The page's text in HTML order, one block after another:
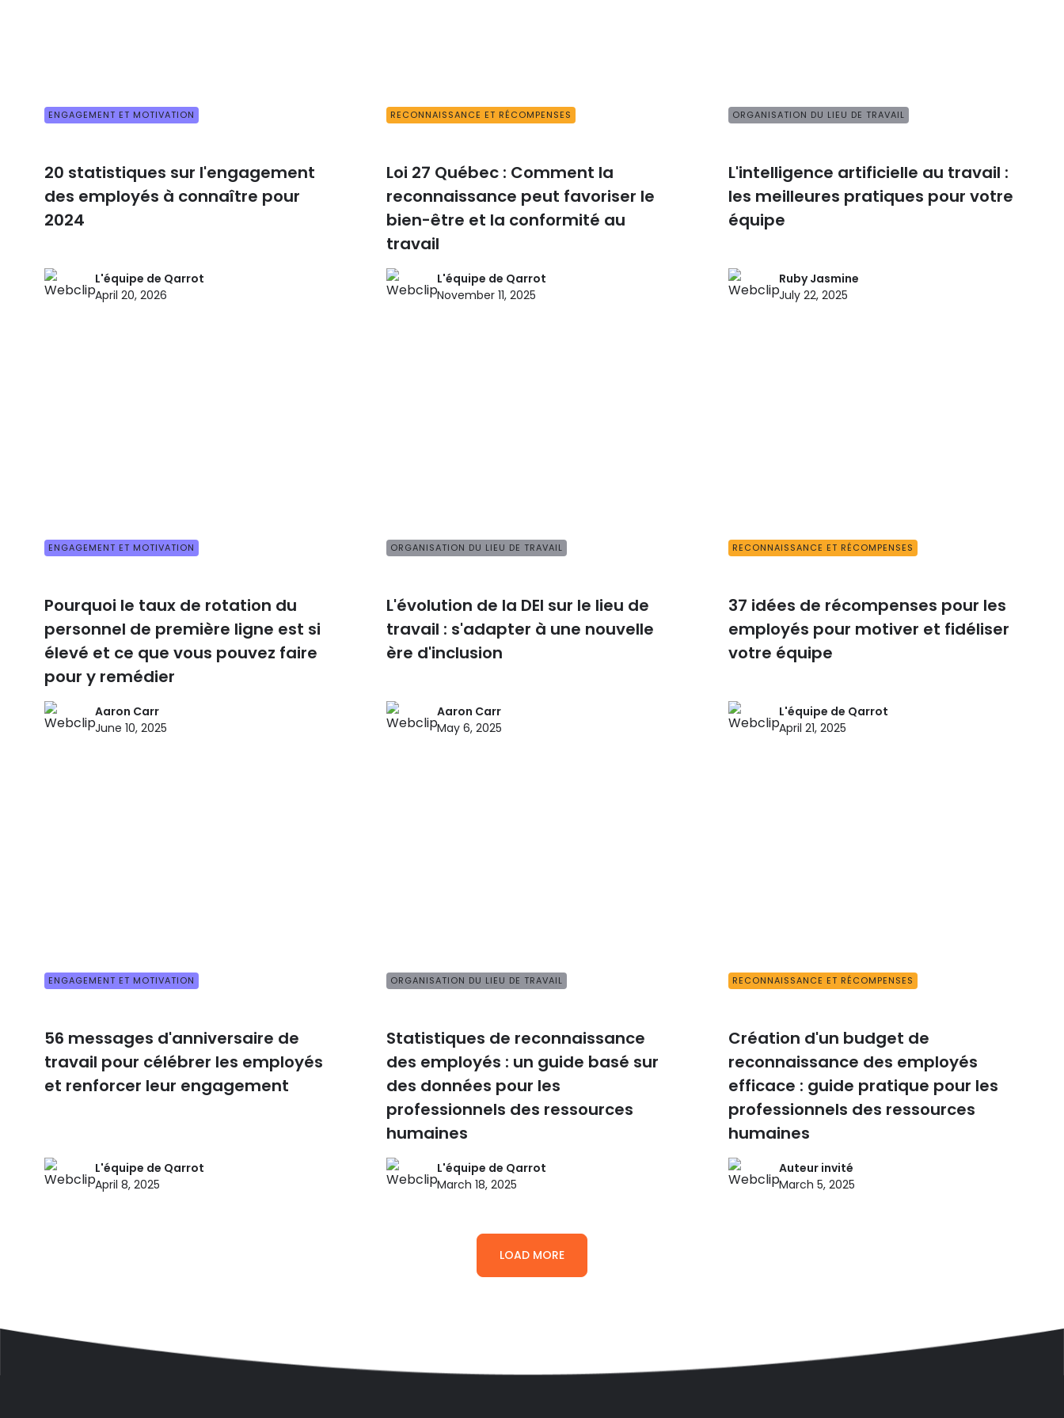
ENGAGEMENT ET MOTIVATION
20 statistiques sur l'engagement
des employés à connaître pour
2024
L'équipe de Qarrot
April 20, 2026
RECONNAISSANCE ET RÉCOMPENSES
Loi 27 Québec : Comment la
reconnaissance peut favoriser le
bien-être et la conformité au
travail
L'équipe de Qarrot
November 11, 2025
ORGANISATION DU LIEU DE TRAVAIL
L'intelligence artificielle au travail :
les meilleures pratiques pour votre
équipe
Ruby Jasmine
July 22, 2025
ENGAGEMENT ET MOTIVATION
Pourquoi le taux de rotation du
personnel de première ligne est si
élevé et ce que vous pouvez faire
pour y remédier
Aaron Carr
June 10, 2025
ORGANISATION DU LIEU DE TRAVAIL
L'évolution de la DEI sur le lieu de
travail : s'adapter à une nouvelle
ère d'inclusion
Aaron Carr
May 6, 2025
RECONNAISSANCE ET RÉCOMPENSES
37 idées de récompenses pour les
employés pour motiver et fidéliser
votre équipe
L'équipe de Qarrot
April 21, 2025
ENGAGEMENT ET MOTIVATION
56 messages d'anniversaire de
travail pour célébrer les employés
et renforcer leur engagement
L'équipe de Qarrot
April 8, 2025
ORGANISATION DU LIEU DE TRAVAIL
Statistiques de reconnaissance
des employés : un guide basé sur
des données pour les
professionnels des ressources
humaines
L'équipe de Qarrot
March 18, 2025
RECONNAISSANCE ET RÉCOMPENSES
Création d'un budget de
reconnaissance des employés
efficace : guide pratique pour les
professionnels des ressources
humaines
Auteur invité
March 5, 2025
LOAD MORE